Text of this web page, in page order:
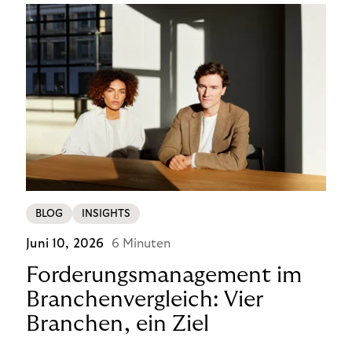
BLOG INSIGHTS
Juni 10, 2026 6 Minuten
Forderungsmanagement im
Branchenvergleich: Vier
Branchen, ein Ziel